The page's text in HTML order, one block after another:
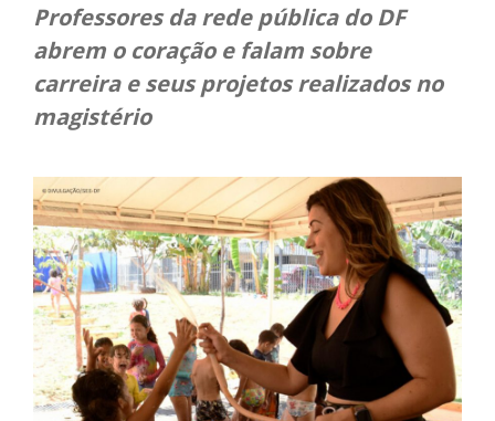
Professores da rede pública do DF
abrem o coração e falam sobre
carreira e seus projetos realizados no
magistério